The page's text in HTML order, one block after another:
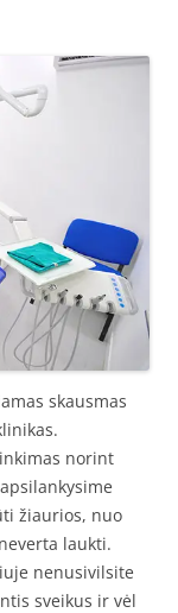
skausmas
norint
žiaurios, nuo
laukti.
nenusivilsite
sveikus ir vėl